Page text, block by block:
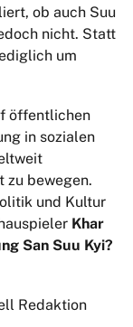
ob auch Suu
nicht. Statt
um
öffentlichen
in sozialen
zu bewegen.
und Kultur
Khar
San Suu Kyi?
Redaktion